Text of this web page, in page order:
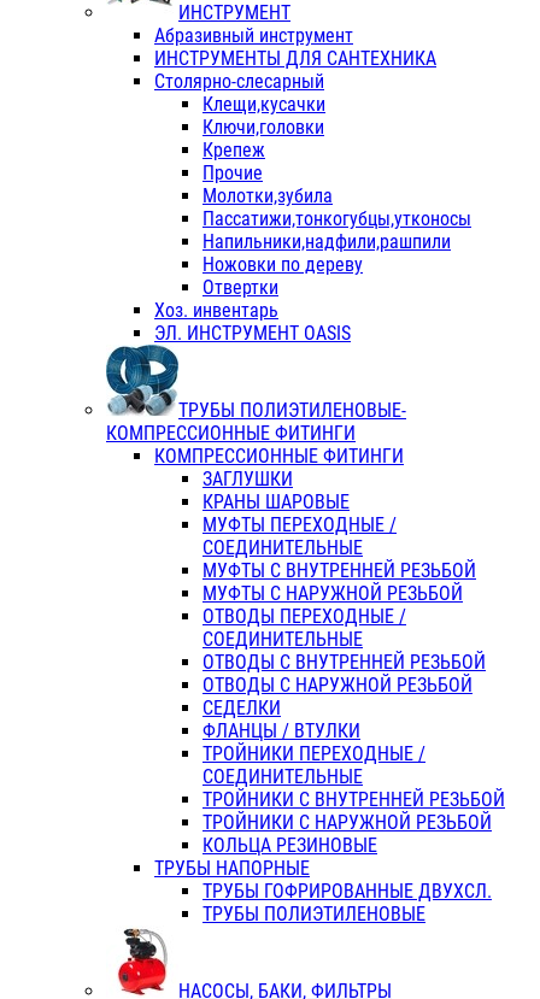
ИНСТРУМЕНТ
Абразивный инструмент
ИНСТРУМЕНТЫ ДЛЯ САНТЕХНИКА
Столярно-слесарный
Клещи,кусачки
Ключи,головки
Крепеж
Прочие
Молотки,зубила
Пассатижи,тонкогубцы,утконосы
Напильники,надфили,рашпили
Ножовки по дереву
Отвертки
Хоз. инвентарь
ЭЛ. ИНСТРУМЕНТ OASIS
ТРУБЫ ПОЛИЭТИЛЕНОВЫЕ-
КОМПРЕССИОННЫЕ ФИТИНГИ
КОМПРЕССИОННЫЕ ФИТИНГИ
ЗАГЛУШКИ
КРАНЫ ШАРОВЫЕ
МУФТЫ ПЕРЕХОДНЫЕ /
СОЕДИНИТЕЛЬНЫЕ
МУФТЫ С ВНУТРЕННЕЙ РЕЗЬБОЙ
МУФТЫ С НАРУЖНОЙ РЕЗЬБОЙ
ОТВОДЫ ПЕРЕХОДНЫЕ /
СОЕДИНИТЕЛЬНЫЕ
ОТВОДЫ С ВНУТРЕННЕЙ РЕЗЬБОЙ
ОТВОДЫ С НАРУЖНОЙ РЕЗЬБОЙ
СЕДЕЛКИ
ФЛАНЦЫ / ВТУЛКИ
ТРОЙНИКИ ПЕРЕХОДНЫЕ /
СОЕДИНИТЕЛЬНЫЕ
ТРОЙНИКИ С ВНУТРЕННЕЙ РЕЗЬБОЙ
ТРОЙНИКИ С НАРУЖНОЙ РЕЗЬБОЙ
КОЛЬЦА РЕЗИНОВЫЕ
ТРУБЫ НАПОРНЫЕ
ТРУБЫ ГОФРИРОВАННЫЕ ДВУХСЛ.
ТРУБЫ ПОЛИЭТИЛЕНОВЫЕ
НАСОСЫ, БАКИ, ФИЛЬТРЫ